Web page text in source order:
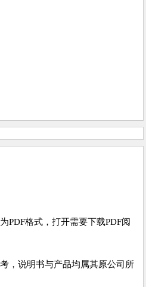
PDF格式，打开需要下载PDF阅
，说明书与产品均属其原公司所